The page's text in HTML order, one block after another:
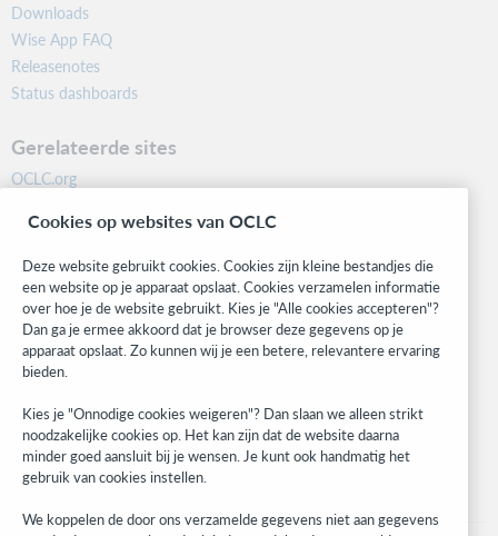
Downloads
Wise App FAQ
Releasenotes
Status dashboards
Gerelateerde sites
OCLC.org
Community
Research
WebJunction
Developer Network
Blijf op de hoogte
Ontvang de laatste informatie over onze producten, onderzoeken,
evenementen en nog veel meer.
Ik meld me aan
Cookies op websites van OCLC
Deze website gebruikt cookies. Cookies zijn kleine bestandjes die
een website op je apparaat opslaat. Cookies verzamelen informatie
over hoe je de website gebruikt. Kies je "Alle cookies accepteren"?
Dan ga je ermee akkoord dat je browser deze gegevens op je
apparaat opslaat. Zo kunnen wij je een betere, relevantere ervaring
bieden.
Kies je "Onnodige cookies weigeren"? Dan slaan we alleen strikt
noodzakelijke cookies op. Het kan zijn dat de website daarna
minder goed aansluit bij je wensen. Je kunt ook handmatig het
gebruik van cookies instellen.
We koppelen de door ons verzamelde gegevens niet aan gegevens